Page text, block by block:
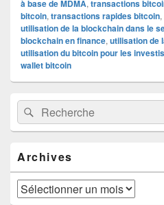
à base de MDMA, transactions
bitcoin, transactions rapides bitcoin,
utilisation de la blockchain dans le
blockchain en finance, utilisation de
utilisation du bitcoin pour les
wallet bitcoin
Zone
principale
de
widget
barre
latérale
Recherche :Rechercher
Archives
Archives